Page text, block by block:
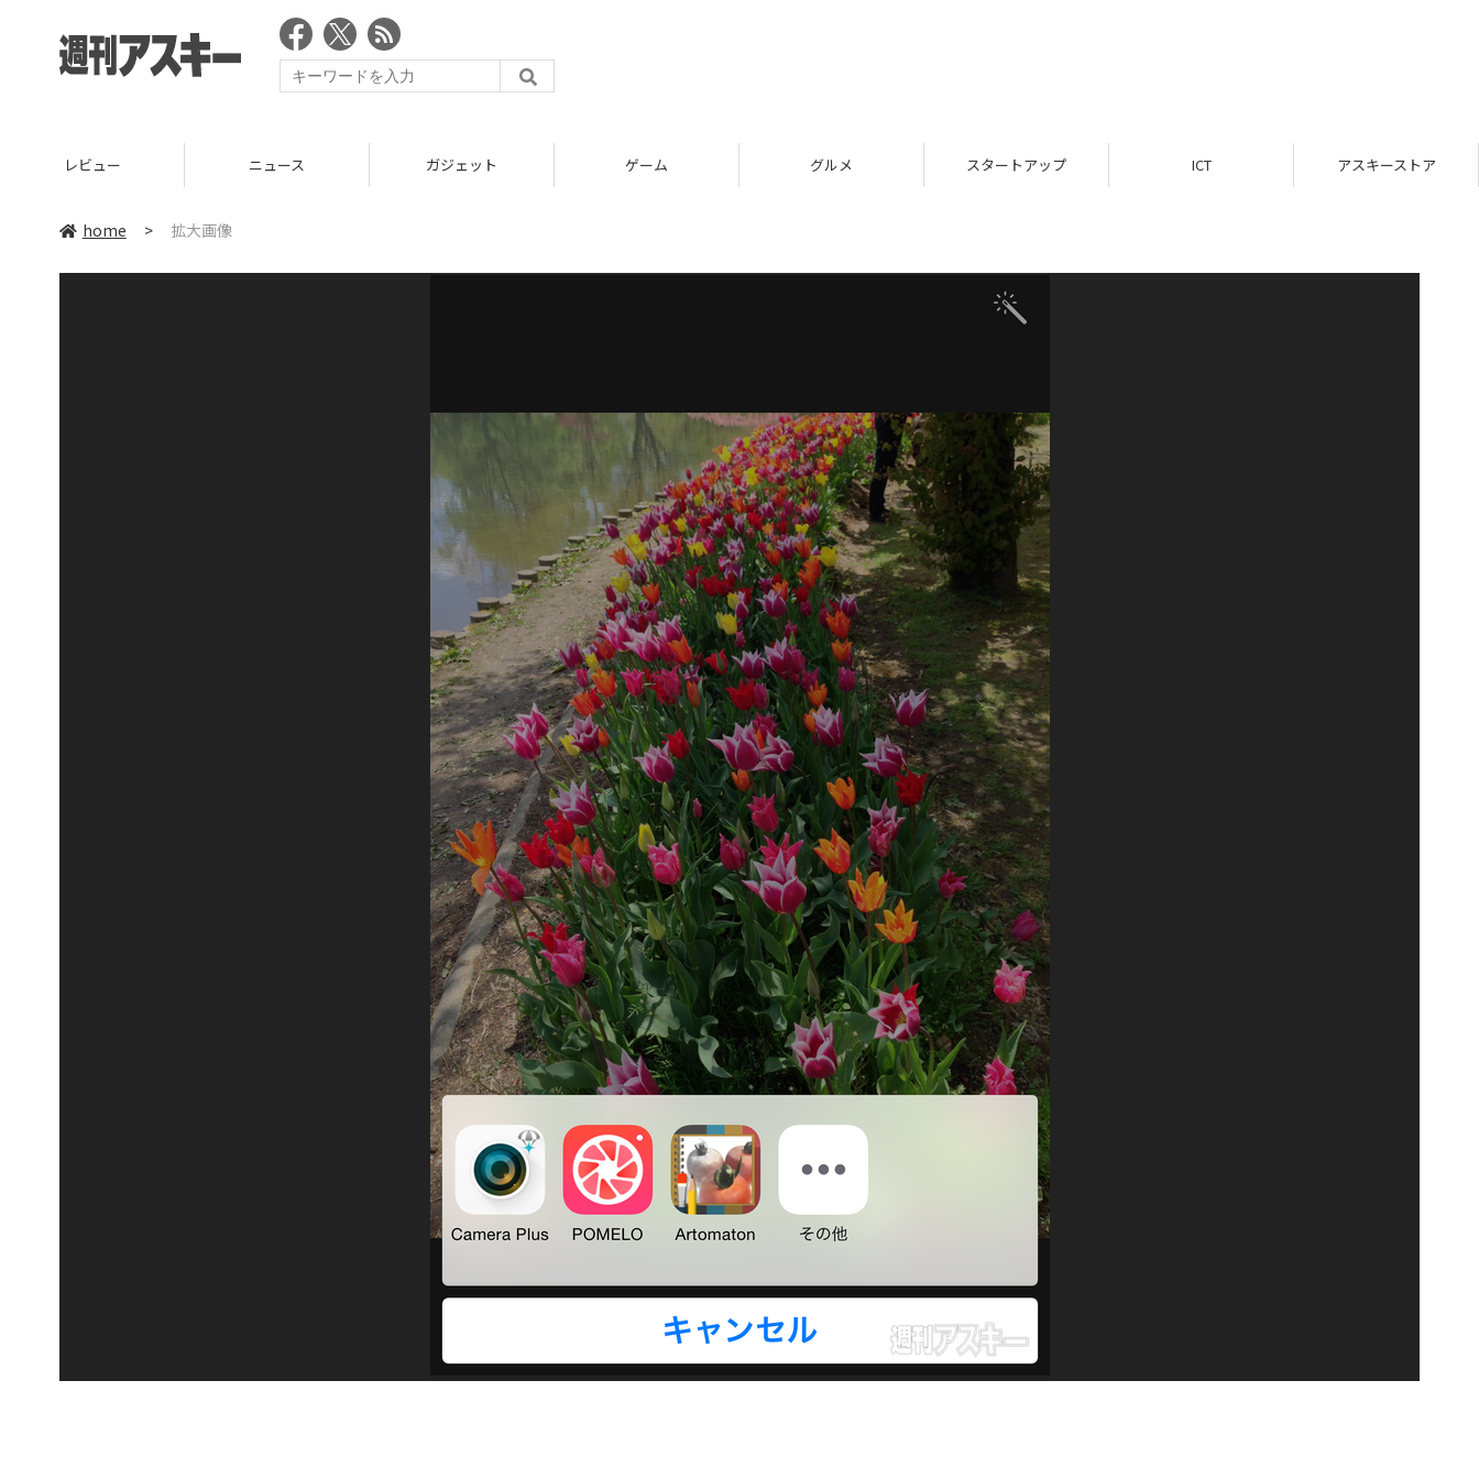
レビュー ニュース ガジェット ゲーム グルメ スタートアップ ICT アスキーストア
home > 拡大画像